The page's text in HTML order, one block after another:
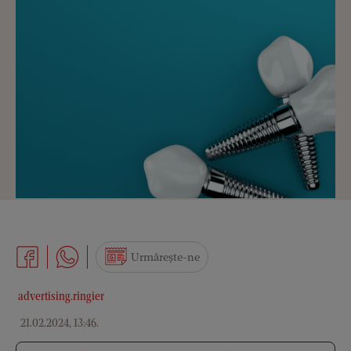
advertising.ringier
21.02.2024, 13:46.
Urmărește-ne